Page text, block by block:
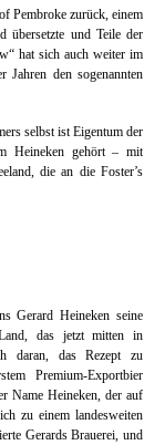
Pembroke zurück, einem
übersetzte und Teile der
hat sich auch weiter im
Jahren den sogenannten
selbst ist Eigentum der
Heineken gehört – mit
die an die Foster’s
Gerard Heineken seine
das jetzt mitten in
daran, das Rezept zu
Premium-Exportbier
Name Heineken, der auf
zu einem landesweiten
Gerards Brauerei, und